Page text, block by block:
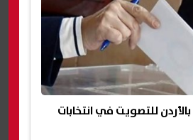
للتصويت في انتخابات